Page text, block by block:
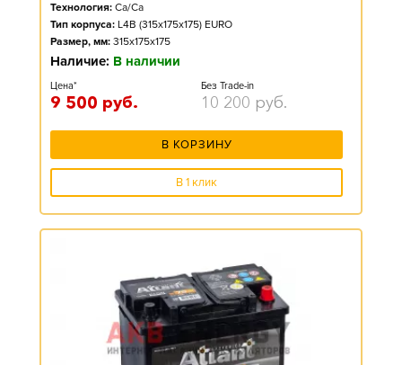
Технология: Ca/Ca
Тип корпуса: L4B (315x175x175) EURO
Размер, мм: 315x175x175
Наличие: В наличии
Цена*
9 500 руб.
Без Trade-in
10 200 руб.
В КОРЗИНУ
В 1 клик